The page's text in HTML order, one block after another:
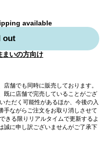
available
out
まいの方向け
舗でも同時に販売しております。
既に店舗で完売していることがござ
ただく可能性があるほか、今後の入
手ながらご注文をお取り消しさせて
きる限りリアルタイムで更新するよ
誠に申し訳ございませんがご了承下